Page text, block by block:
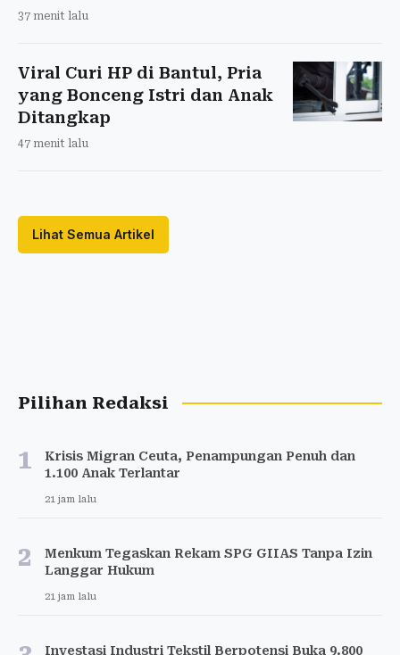
37 menit lalu
Viral Curi HP di Bantul, Pria
yang Bonceng Istri dan Anak
Ditangkap
47 menit lalu
Lihat Semua Artikel
Pilihan Redaksi
1
Krisis Migran Ceuta, Penampungan Penuh dan
1.100 Anak Terlantar
21 jam lalu
2
Menkum Tegaskan Rekam SPG GIIAS Tanpa Izin
Langgar Hukum
21 jam lalu
Investasi Industri Tekstil Berpotensi Buka 9.800